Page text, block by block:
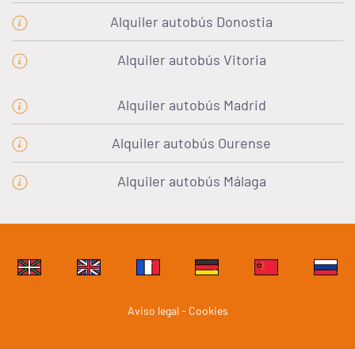
Alquiler autobús Donostia
Alquiler autobús Vitoria
Alquiler autobús Madrid
Alquiler autobús Ourense
Alquiler autobús Málaga
Aviso legal - Cookies